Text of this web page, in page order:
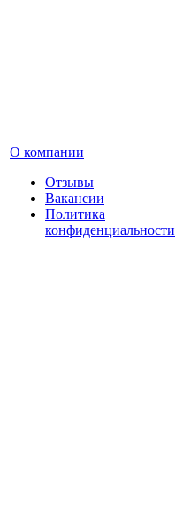
О компании
Отзывы
Вакансии
Политика
конфиденциальности